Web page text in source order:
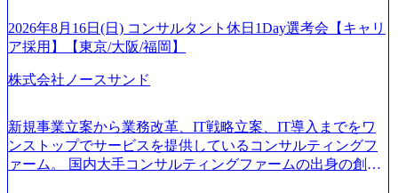
クス制度やフリーロケーション制度、フルリモート制度な
どの多様な働き方をサポートする制度が整備されている 202
6年8月23日(日)にSustainable SCM SU 1day選考会を開催いた
ストの構造改革」といった伝統的なテーマに留まらずクラ
イアントがこれから取組むべき「グリーントランスフォー
メーション」、「サーキュラーエコノミー(循環経済)」とい
致します。 「未経験では難しいのではないか」、「実際女
性はどのように活躍をしているのか」、「ケース面接の経
験がなく対策の仕方が知りたい」などのお声をたくさんい
ただいているため、今回のプログラムでは現役の面接官と
月の期間に渡り行い、選考にご参加いただきます。コンサ
ルタント未経験の方でも、戦略コンサルタントの具体的な
仕事内容からお話をさせていただきますので、戦略コンサ
向け経営支援プラットフォーム - 海外分野 - 医療・ヘルスケ
ア関連事業者向けマーケティング支援 - グローバルキャリ
導サービス - 企業向けリモート産業保健サービス - 高齢者向
サービス等 2026年8月15日(土) 9:00～15:00頃(最大目安) 2026
年8月12日(水) 16:00 会社説明会→1次面接→最終面接 ※基本
的には当日中に合否をお伝えしますが、他の面接官の目線
をもって判断したい場合など、後日改めて面接をお願いす
2026年8月16日(日) コンサルタント休日1Day選考会【キャリ
ア採用】【東京/大阪/福岡】
株式会社ノースサンド
新規事業立案から業務改革、IT戦略立案、IT導入までをワ
ンストップでサービスを提供しているコンサルティングフ
ァーム。 国内大手コンサルティングファームの出身の創業